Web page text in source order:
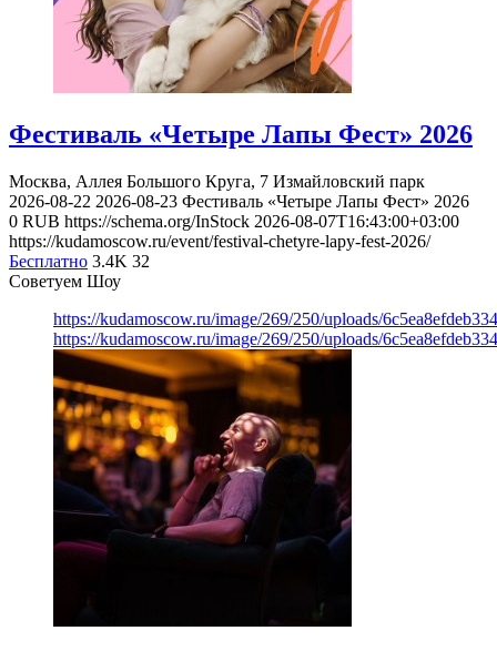
Фестиваль «Четыре Лапы Фест» 2026
Москва, Аллея Большого Круга, 7 Измайловский парк
2026-08-22 2026-08-23 Фестиваль «Четыре Лапы Фест» 2026
0 RUB https://schema.org/InStock 2026-08-07T16:43:00+03:00
https://kudamoscow.ru/event/festival-chetyre-lapy-fest-2026/
Бесплатно 3.4K 32
Советуем Шоу
https://kudamoscow.ru/image/269/250/uploads/
https://kudamoscow.ru/image/269/250/uploads/